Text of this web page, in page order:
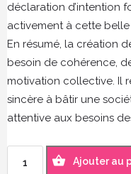
déclaration d’intention
activement à cette
En résumé, la création
besoin de cohérence,
motivation collective. Il
sincère à bâtir une
attentive aux besoins
Ajouter au